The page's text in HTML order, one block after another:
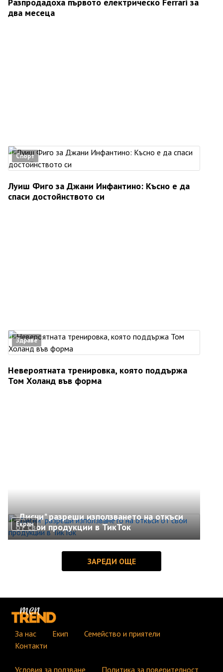
два месеца
Спорт
Луиш Фиго за Джани Инфантино: Късно е да
спаси достойнството си
Здраве
Невероятната тренировка, която поддържа
Том Холанд във форма
Екран
„Дисни" разреши използването на откъси
от свои продукции в ТикТок
За нас Екип
Семейство и приятели
Контакти
Условия за ползване Политика за поверителност